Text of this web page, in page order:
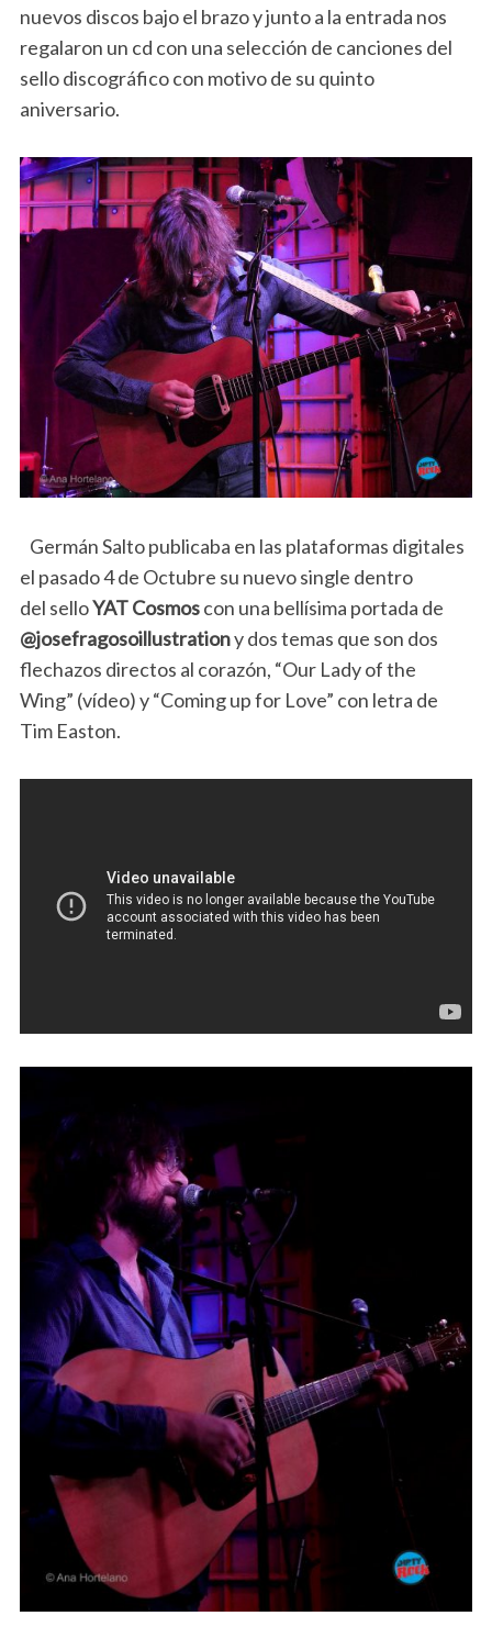
nuevos discos bajo el brazo y junto a la entrada nos
regalaron un cd con una selección de canciones del
sello discográfico con motivo de su quinto
aniversario.
Germán Salto publicaba en las plataformas digitales
el pasado 4 de Octubre su nuevo single dentro
del selloYAT Cosmoscon una bellísima portada de
@josefragosoillustrationy dos temas que son dos
flechazos directos al corazón, “Our Lady of the
Wing” (vídeo) y “Coming up for Love” con letra de
Tim Easton.